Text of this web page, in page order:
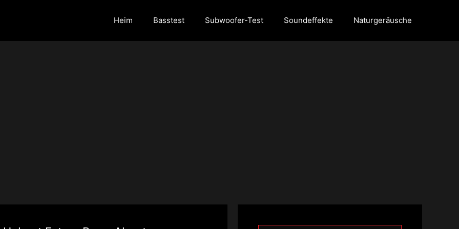
Heim Basstest Subwoofer-Test Soundeffekte Naturgeräusche